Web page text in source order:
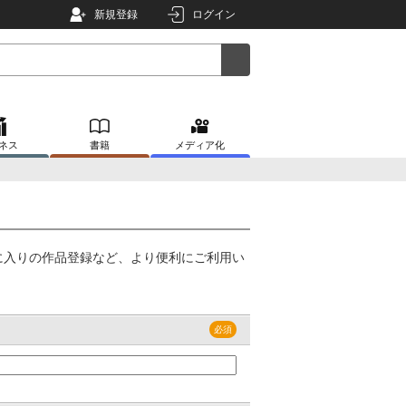
新規登録 ログイン
ス 書籍 メディア化
りの作品登録など、より便利にご利用い